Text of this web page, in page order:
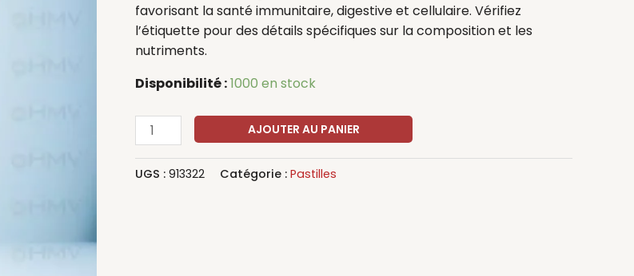
favorisant la santé immunitaire, digestive et cellulaire. Vérifiez
l’étiquette pour des détails spécifiques sur la composition et les
nutriments.
Disponibilité :1000 en stock
AJOUTER AU PANIER
UGS : 913322 Catégorie : Pastilles